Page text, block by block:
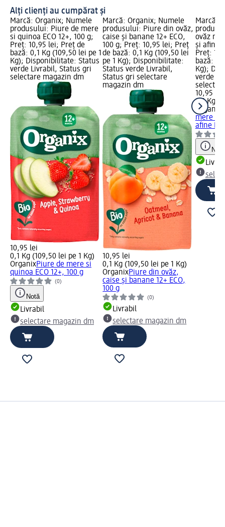
Alți clienți au cumpărat și
Marcă: Organix; Numele
produsului: Piure de mere
si quinoa ECO 12+, 100 g;
Preț: 10,95 lei; Preț de
bază: 0,1 Kg (109,50 lei pe 1
Kg); Disponibilitate: Status
verde Livrabil, Status gri
selectare magazin dm
10,95 lei
0,1 Kg (109,50 lei pe 1 Kg)
OrganixPiure de mere si
quinoa ECO 12+, 100 g
(0)
Notă
Livrabil
selectare magazin dm
Marcă: Organix; Numele
produsului: Piure din ovăz,
caise și banane 12+ ECO,
100 g; Preț: 10,95 lei; Preț
de bază: 0,1 Kg (109,50 lei
pe 1 Kg); Disponibilitate:
Status verde Livrabil,
Status gri selectare
magazin dm
10,95 lei
0,1 Kg (109,50 lei pe 1 Kg)
OrganixPiure din ovăz,
caise și banane 12+ ECO,
100 g
(0)
Livrabil
selectare magazin dm
Marcă:
ovăz
și afine
Preț:
bază:
Kg);
verde
10,95 lei
0,1 Kg
Organix
mere
afine
Notă